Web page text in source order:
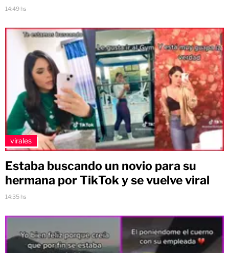
14:49 hs
virales
Estaba buscando un novio para su
hermana por TikTok y se vuelve viral
14:35 hs